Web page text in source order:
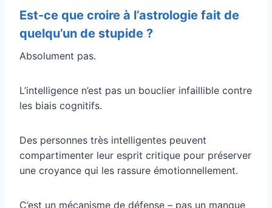
Est-ce que croire à l’astrologie fait de
quelqu’un de stupide ?
Absolument pas.
L’intelligence n’est pas un bouclier infaillible contre
les biais cognitifs.
Des personnes très intelligentes peuvent
compartimenter leur esprit critique pour préserver
une croyance qui les rassure émotionnellement.
C’est un mécanisme de défense – pas un manque